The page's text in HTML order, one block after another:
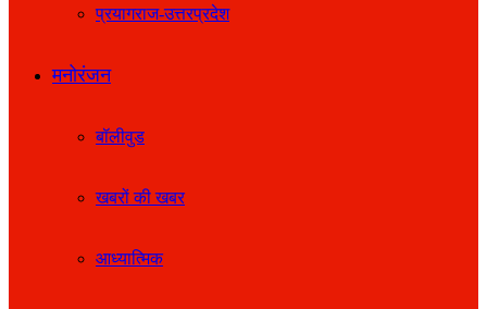
प्रयागराज-उत्तरप्रदेश
मनोरंजन
बॉलीवुड
खबरों की खबर
आध्यात्मिक